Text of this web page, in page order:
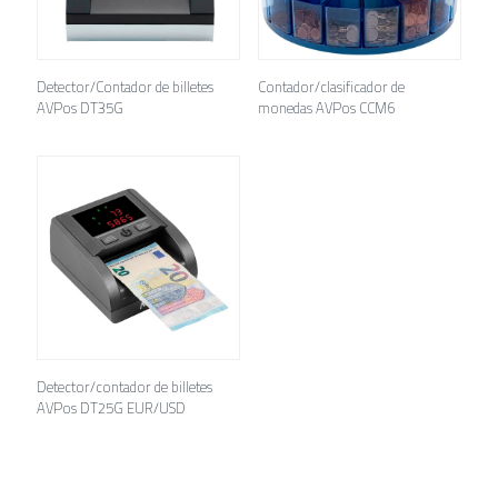
Detector/Contador de billetes
AVPos DT35G
Contador/clasificador de
monedas AVPos CCM6
Detector/contador de billetes
AVPos DT25G EUR/USD